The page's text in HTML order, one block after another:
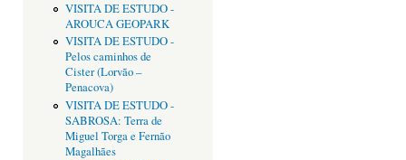
VISITA DE ESTUDO -
AROUCA GEOPARK
VISITA DE ESTUDO -
Pelos caminhos de
Cister (Lorvão –
Penacova)
VISITA DE ESTUDO -
SABROSA: Terra de
Miguel Torga e Fernão
Magalhães